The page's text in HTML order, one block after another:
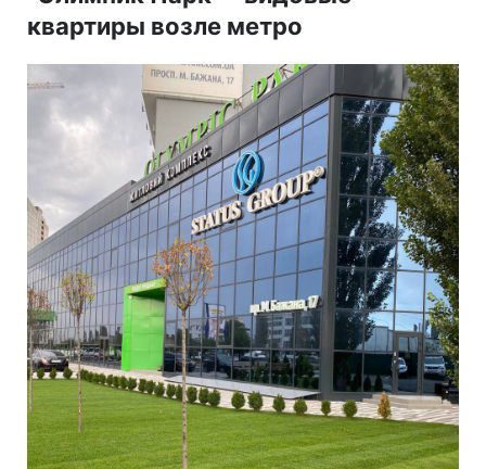
квартиры возле метро